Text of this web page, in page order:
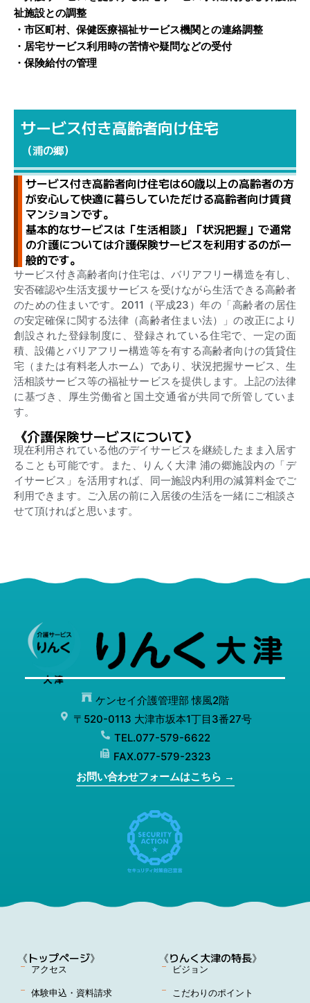
祉施設との調整
・市区町村、保健医療福祉サービス機関との連絡調整
・居宅サービス利用時の苦情や疑問などの受付
・保険給付の管理
サービス付き高齢者向け住宅
（浦の郷）
サービス付き高齢者向け住宅は60歳以上の高齢者の方
が安心して快適に暮らしていただける高齢者向け賃貸
マンションです。
基本的なサービスは「生活相談」「状況把握」で通常
の介護については介護保険サービスを利用するのが一
般的です。
サービス付き高齢者向け住宅は、バリアフリー構造を有し、
安否確認や生活支援サービスを受けながら生活できる高齢者
のための住まいです。2011（平成23）年の「高齢者の居住
の安定確保に関する法律（高齢者住まい法）」の改正により
創設された登録制度に、登録されている住宅で、一定の面
積、設備とバリアフリー構造等を有する高齢者向けの賃貸住
宅（または有料老人ホーム）であり、状況把握サービス、生
活相談サービス等の福祉サービスを提供します。上記の法律
に基づき、厚生労働省と国土交通省が共同で所管していま
す。
《介護保険サービスについて》
現在利用されている他のデイサービスを継続したまま入居す
ることも可能です。また、りんく大津 浦の郷施設内の「デ
イサービス」を活用すれば、同一施設内利用の減算料金でご
利用できます。ご入居の前に入居後の生活を一緒にご相談さ
せて頂ければと思います。
ケンセイ介護管理部 懐風2階
〒520-0113 大津市坂本1丁目3番27号
TEL.077-579-6622
FAX.077-579-2323
お問い合わせフォームはこちら →
《トップページ》
アクセス
体験申込・資料請求
《りんく大津の特長》
ビジョン
こだわりのポイント